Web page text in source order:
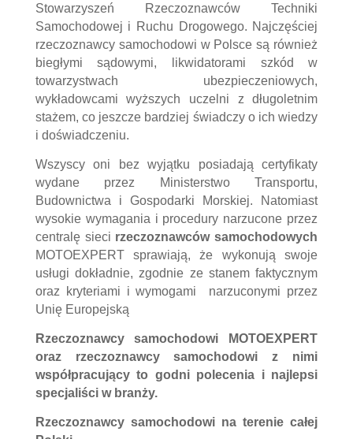
Stowarzyszeń Rzeczoznawców Techniki
Samochodowej i Ruchu Drogowego. Najczęściej
rzeczoznawcy samochodowi w Polsce są również
biegłymi sądowymi, likwidatorami szkód w
towarzystwach ubezpieczeniowych,
wykładowcami wyższych uczelni z długoletnim
stażem, co jeszcze bardziej świadczy o ich wiedzy
i doświadczeniu.
Wszyscy oni bez wyjątku posiadają certyfikaty
wydane przez Ministerstwo Transportu,
Budownictwa i Gospodarki Morskiej. Natomiast
wysokie wymagania i procedury narzucone przez
centralę sieci rzeczoznawców samochodowych
MOTOEXPERT sprawiają, że wykonują swoje
usługi dokładnie, zgodnie ze stanem faktycznym
oraz kryteriami i wymogami narzuconymi przez
Unię Europejską
Rzeczoznawcy samochodowi MOTOEXPERT
oraz rzeczoznawcy samochodowi z nimi
współpracujący to godni polecenia i najlepsi
specjaliści w branży.
Rzeczoznawcy samochodowi na terenie całej